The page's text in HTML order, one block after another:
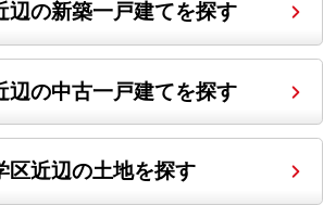
辺の新築一戸建てを探す
辺の中古一戸建てを探す
区近辺の土地を探す